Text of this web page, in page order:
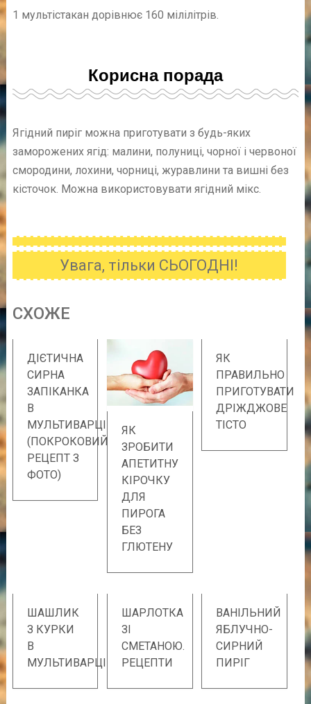
1 мультістакан дорівнює 160 мілілітрів.
Корисна порада
Ягідний пиріг можна приготувати з будь-яких
заморожених ягід: малини, полуниці, чорної і червоної
смородини, лохини, чорниці, журавлини та вишні без
кісточок. Можна використовувати ягідний мікс.
Увага, тільки СЬОГОДНІ!
CХОЖE
ДІЄТИЧНА
СИРНА
ЗАПІКАНКА
В
МУЛЬТИВАРЦІ
(ПОКРОКОВИЙ
РЕЦЕПТ З
ФОТО)
ЯК
ЗРОБИТИ
АПЕТИТНУ
КІРОЧКУ
ДЛЯ
ПИРОГА
БЕЗ
ГЛЮТЕНУ
ЯК
ПРАВИЛЬНО
ПРИГОТУВАТИ
ДРІЖДЖОВЕ
ТІСТО
ШАШЛИК
З КУРКИ
В
МУЛЬТИВАРЦІ
ШАРЛОТКА
ЗІ
СМЕТАНОЮ.
РЕЦЕПТИ
ВАНІЛЬНИЙ
ЯБЛУЧНО-
СИРНИЙ
ПИРІГ